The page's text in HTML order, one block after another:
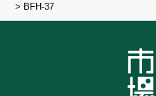
> BFH-37